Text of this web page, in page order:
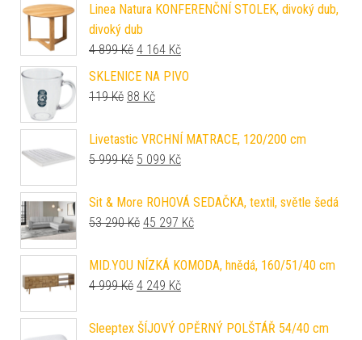
Linea Natura KONFERENČNÍ STOLEK, divoký dub,
divoký dub
4 899Kč Původní cena byla: 4 899 Kč.
4 164 KčAktuální cena je: 4 164 Kč.
SKLENICE NA PIVO
119Kč Původní cena byla: 119 Kč.
88 KčAktuální cena je: 88 Kč.
Livetastic VRCHNÍ MATRACE, 120/200 cm
5 999Kč Původní cena byla: 5 999 Kč.
5 099 KčAktuální cena je: 5 099 Kč.
Sit & More ROHOVÁ SEDAČKA, textil, světle šedá
53 290Kč Původní cena byla: 53 290 Kč.
45 297 KčAktuální cena je: 45 297 Kč.
MID.YOU NÍZKÁ KOMODA, hnědá, 160/51/40 cm
4 999Kč Původní cena byla: 4 999 Kč.
4 249 KčAktuální cena je: 4 249 Kč.
Sleeptex ŠÍJOVÝ OPĚRNÝ POLŠTÁŘ 54/40 cm